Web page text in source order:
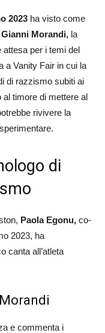
2023 ha visto come
Morandi, la
attesa per i temi del
a Vanity Fair in cui la
di razzismo subiti ai
timore di mettere al
rivivere la
di
Paola Egonu, co-
2023, ha
canta all’atleta
e commenta i